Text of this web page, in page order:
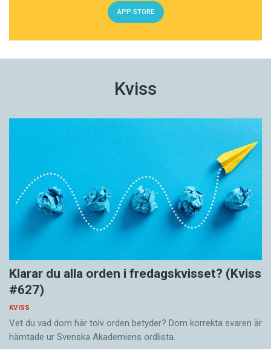
APP STORE
Kviss
Klarar du alla orden i fredagskvisset? (Kviss
#627)
KVISS
Vet du vad dom här tolv orden betyder? Dom korrekta svaren är
hämtade ur Svenska Akademiens ordlista.